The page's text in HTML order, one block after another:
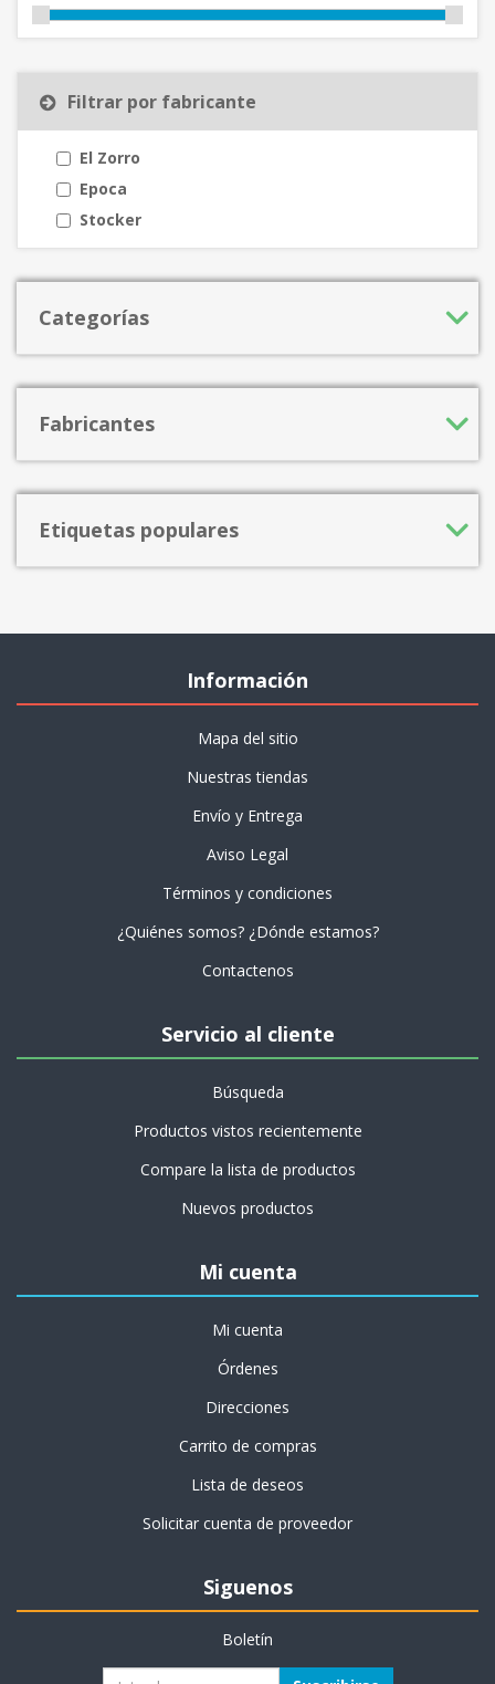
Filtrar por fabricante
El Zorro
Epoca
Stocker
Categorías
Fabricantes
Etiquetas populares
Información
Mapa del sitio
Nuestras tiendas
Envío y Entrega
Aviso Legal
Términos y condiciones
¿Quiénes somos? ¿Dónde estamos?
Contactenos
Servicio al cliente
Búsqueda
Productos vistos recientemente
Compare la lista de productos
Nuevos productos
Mi cuenta
Mi cuenta
Órdenes
Direcciones
Carrito de compras
Lista de deseos
Solicitar cuenta de proveedor
Siguenos
Boletín